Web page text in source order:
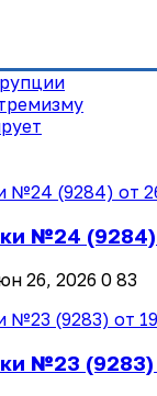
№24
26, 2026 0 83
№23 (9283)